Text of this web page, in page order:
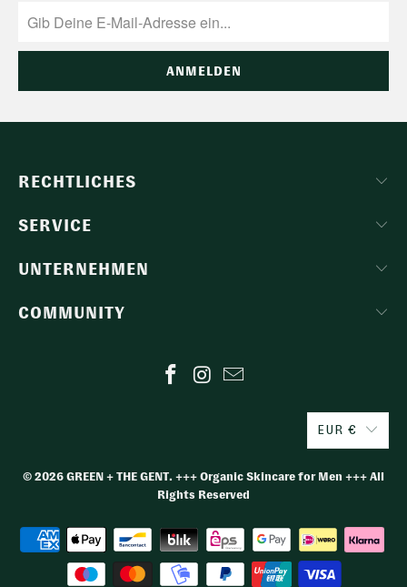
RECHTLICHES
SERVICE
UNTERNEHMEN
COMMUNITY
EUR €
© 2026GREEN + THE GENT. +++ Organic Skincare for Men +++ All
Rights Reserved